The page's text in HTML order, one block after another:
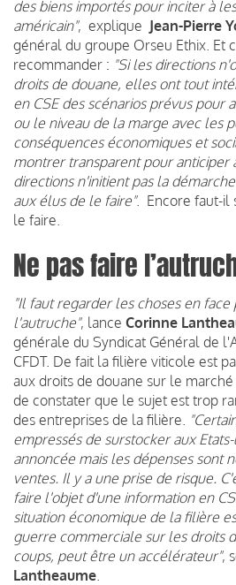
des biens importés pour inciter à
américain", explique Jean-Pierre
général du groupe Orseu Ethix. Et
recommander : "Si les directions
droits de douane, elles ont tout
en CSE des scénarios prévus pour
ou le niveau de la marge avec les
conséquences économiques et
montrer transparent pour anticiper
directions n'initient pas la
aux élus de le faire". Encore faut-il
le faire.
Ne pas faire
"Il faut regarder les choses en
l'autruche", lance Corinne
générale du Syndicat Général de
CFDT. De fait la filière viticole est
aux droits de douane sur le
de constater que le sujet est trop
des entreprises de la filière.
empressés de surstocker aux
annoncée mais les dépenses sont
ventes. Il y a une prise de risque.
faire l'objet d'une information en
situation économique de la filière
guerre commerciale sur les droits
coups, peut être un accélérateur",
Lantheaume